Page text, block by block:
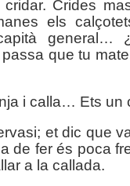
cridar. Crides
els
general…
que tu
i calla… Ets un
et dic que
de fer és poca
a la callada.